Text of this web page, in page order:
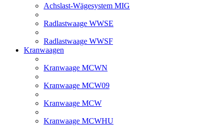
Achslast-Wägesystem MIG
Radlastwaage WWSE
Radlastwaage WWSF
Kranwaagen
Kranwaage MCWN
Kranwaage MCW09
Kranwaage MCW
Kranwaage MCWHU